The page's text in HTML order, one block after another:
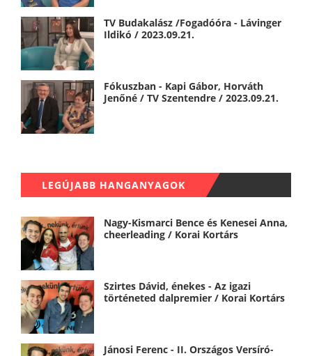
TV Budakalász /Fogadóóra - Lávinger
Ildikó / 2023.09.21.
Fókuszban - Kapi Gábor, Horváth
Jenőné / TV Szentendre / 2023.09.21.
LEGÚJABB HANGANYAGOK
Nagy-Kismarci Bence és Kenesei Anna,
cheerleading / Korai Kortárs
Szirtes Dávid, énekes - Az igazi
történeted dalpremier / Korai Kortárs
Jánosi Ferenc - II. Országos Versíró-